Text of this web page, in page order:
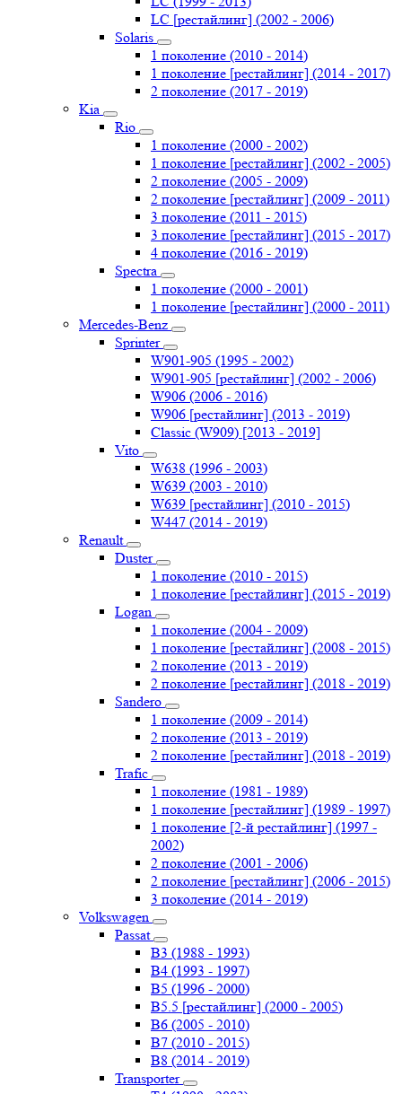
LC [рестайлинг] (2002 - 2006)
Solaris
1 поколение (2010 - 2014)
1 поколение [рестайлинг] (2014 - 2017)
2 поколение (2017 - 2019)
Kia
Rio
1 поколение (2000 - 2002)
1 поколение [рестайлинг] (2002 - 2005)
2 поколение (2005 - 2009)
2 поколение [рестайлинг] (2009 - 2011)
3 поколение (2011 - 2015)
3 поколение [рестайлинг] (2015 - 2017)
4 поколение (2016 - 2019)
Spectra
1 поколение (2000 - 2001)
1 поколение [рестайлинг] (2000 - 2011)
Mercedes-Benz
Sprinter
W901-905 (1995 - 2002)
W901-905 [рестайлинг] (2002 - 2006)
W906 (2006 - 2016)
W906 [рестайлинг] (2013 - 2019)
Classic (W909) [2013 - 2019]
Vito
W638 (1996 - 2003)
W639 (2003 - 2010)
W639 [рестайлинг] (2010 - 2015)
W447 (2014 - 2019)
Renault
Duster
1 поколение (2010 - 2015)
1 поколение [рестайлинг] (2015 - 2019)
Logan
1 поколение (2004 - 2009)
1 поколение [рестайлинг] (2008 - 2015)
2 поколение (2013 - 2019)
2 поколение [рестайлинг] (2018 - 2019)
Sandero
1 поколение (2009 - 2014)
2 поколение (2013 - 2019)
2 поколение [рестайлинг] (2018 - 2019)
Trafic
1 поколение (1981 - 1989)
1 поколение [рестайлинг] (1989 - 1997)
1 поколение [2-й рестайлинг] (1997 -
2002)
2 поколение (2001 - 2006)
2 поколение [рестайлинг] (2006 - 2015)
3 поколение (2014 - 2019)
Volkswagen
Passat
B3 (1988 - 1993)
B4 (1993 - 1997)
B5 (1996 - 2000)
B5.5 [рестайлинг] (2000 - 2005)
B6 (2005 - 2010)
B7 (2010 - 2015)
B8 (2014 - 2019)
Transporter